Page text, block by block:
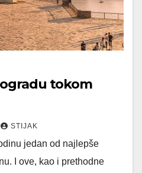
tokom
STIJAK
jedan od najlepše
I ove, kao i prethodne